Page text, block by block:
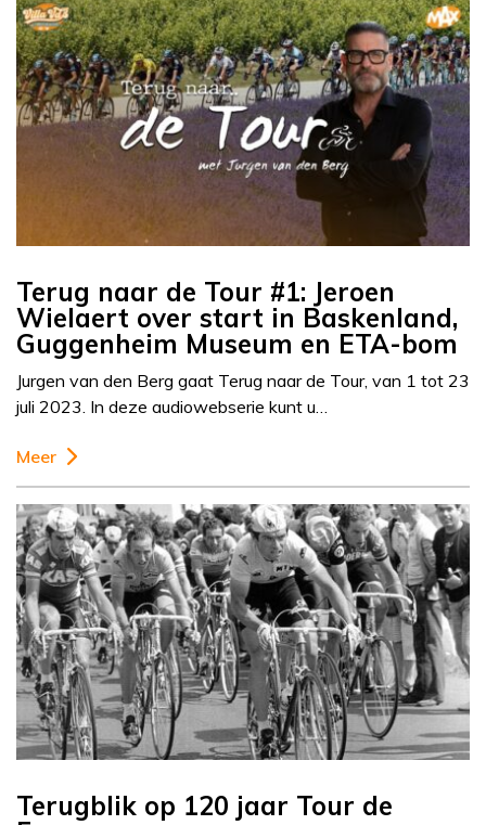
Terug naar de Tour #1: Jeroen
Wielaert over start in Baskenland,
Guggenheim Museum en ETA-bom
Jurgen van den Berg gaat Terug naar de Tour, van 1 tot 23
juli 2023. In deze audiowebserie kunt u…
Meer
Terugblik op 120 jaar Tour de